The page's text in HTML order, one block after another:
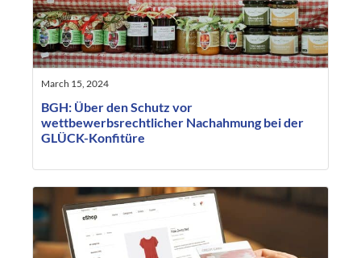
March 15, 2024
BGH: Über den Schutz vor
wettbewerbsrechtlicher Nachahmung bei der
GLÜCK-Konfitüre